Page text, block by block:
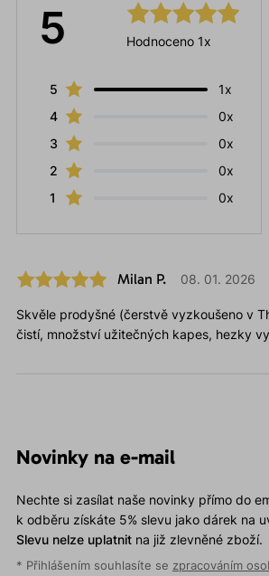
5 Hodnoceno 1x
5
1x
4
0x
3
0x
2
0x
1
0x
Milan P. 08. 01. 2026
Skvěle prodyšné (čerstvě vyzkoušeno v
čistí, množství užitečných kapes, hezky
Novinky na e-mail
Nechte si zasílat naše novinky přímo do
k odběru získáte 5% slevu jako dárek na
Slevu nelze uplatnitna již zlevněné zboží.
* Přihlášením souhlasíte se zpracováním